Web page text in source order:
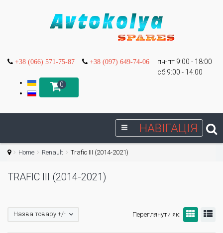
+38 (066) 571-75-87 +38 (097) 649-74-06
пн-пт 9:00 - 18:00
сб 9:00 - 14:00
0
НАВІГАЦІЯ
Home Renault Trafic III (2014-2021)
TRAFIC III (2014-2021)
Переглянути як:
Назва товару +/-